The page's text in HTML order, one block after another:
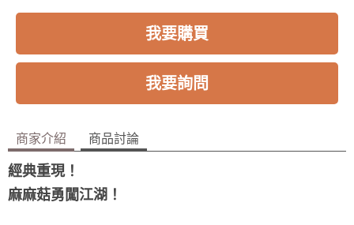
我要購買
我要詢問
商家介紹 商品討論
經典重現！
麻麻菇勇闖江湖！